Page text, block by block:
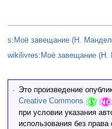
s:Моё завещание (Н.
wikilivres:Моё завещание (Н.
Это произведение
Creative Commons
при условии указания
использования без